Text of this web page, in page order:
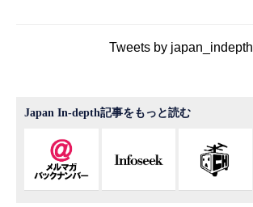
Tweets by japan_indepth
Japan In-depth記事をもっと読む